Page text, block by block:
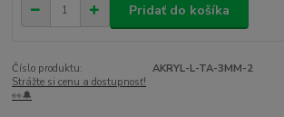
Pridať do košíka
Číslo produktu:
AKRYL-L-TA-3MM-2
Strážte si cenu a dostupnosť!
👀🔔